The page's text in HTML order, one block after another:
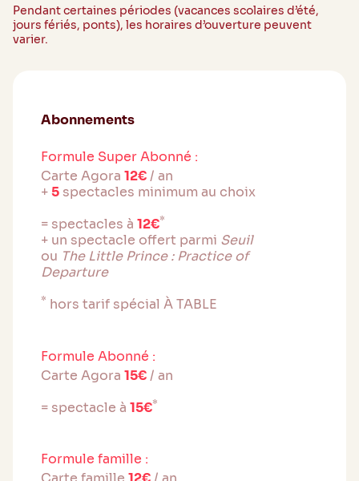
Pendant certaines périodes (vacances scolaires d’été,
jours fériés, ponts), les horaires d’ouverture peuvent
varier.
Abonnements
Formule Super Abonné :
Carte Agora 12€/ an
+5 spectacles minimum au choix
= spectacles à 12€*
+ un spectacle offert parmi Seuil
ou The Little Prince : Practice of
Departure
* hors tarif spécial À TABLE
Formule Abonné :
Carte Agora 15€/ an
= spectacle à 15€*
Formule famille :